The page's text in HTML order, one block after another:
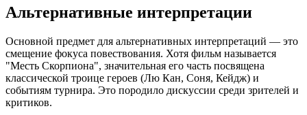
Альтернативные интерпретации
Основной предмет для альтернативных интерпретаций — это
смещение фокуса повествования. Хотя фильм называется
"Месть Скорпиона", значительная его часть посвящена
классической троице героев (Лю Кан, Соня, Кейдж) и
событиям турнира. Это породило дискуссии среди зрителей и
критиков.